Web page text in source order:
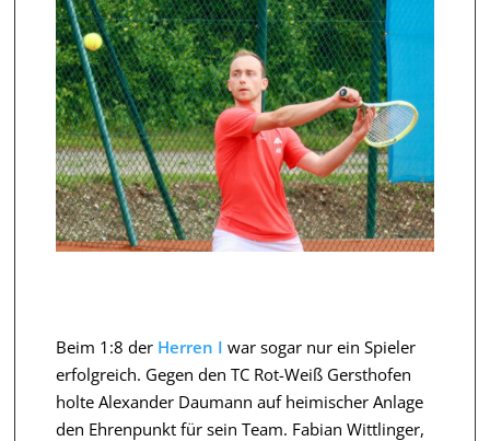
Beim 1:8 der Herren I war sogar nur ein Spieler
erfolgreich. Gegen den TC Rot-Weiß Gersthofen
holte Alexander Daumann auf heimischer Anlage
den Ehrenpunkt für sein Team. Fabian Wittlinger,